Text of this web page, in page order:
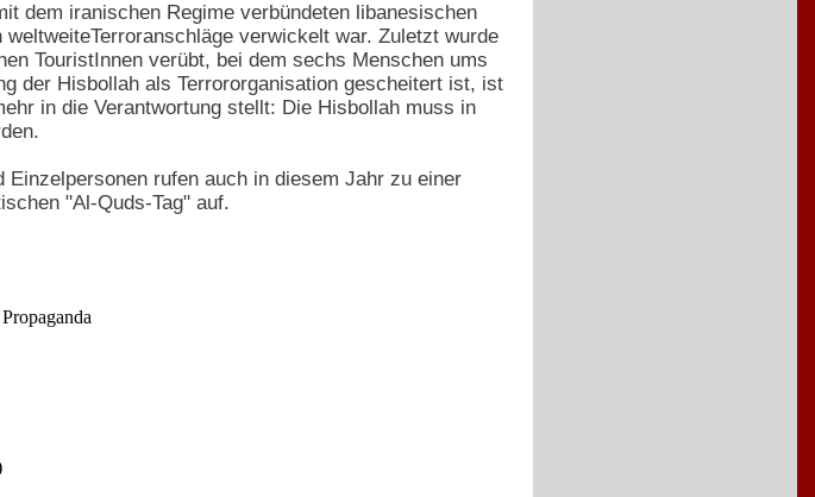
dem iranischen Regime verbündeten libanesischen
verwickelt war. Zuletzt wurde
TouristInnen verübt, bei dem sechs Menschen ums
der Hisbollah als Terrororganisation gescheitert ist, ist
in die Verantwortung stellt: Die Hisbollah muss in
rufen auch in diesem Jahr zu einer
"Al-Quds-Tag" auf.